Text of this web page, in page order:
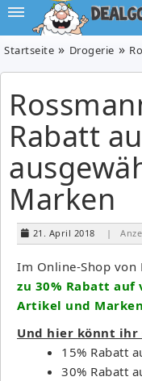
Startseite Drogerie
Rabatt
Marken
21. April 2018 |
Im Online-Shop von
zu 30% Rabatt auf
Artikel und Marken
Und hier könnt ihr
15% Rabatt
30% Rabatt